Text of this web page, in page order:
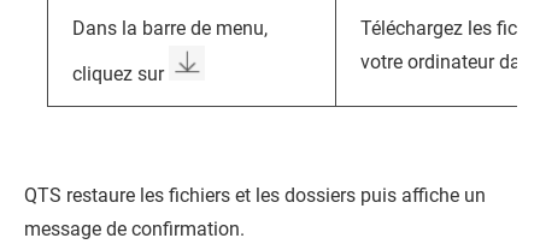
Dans la barre de menu,
cliquez sur
Téléchargez les
votre ordinateur
QTS restaure les fichiers et les dossiers puis affiche un
message de confirmation.